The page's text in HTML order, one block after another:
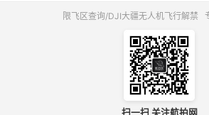
限飞区查询/DJI大疆无人机飞行解禁
扫一扫 关注航拍网